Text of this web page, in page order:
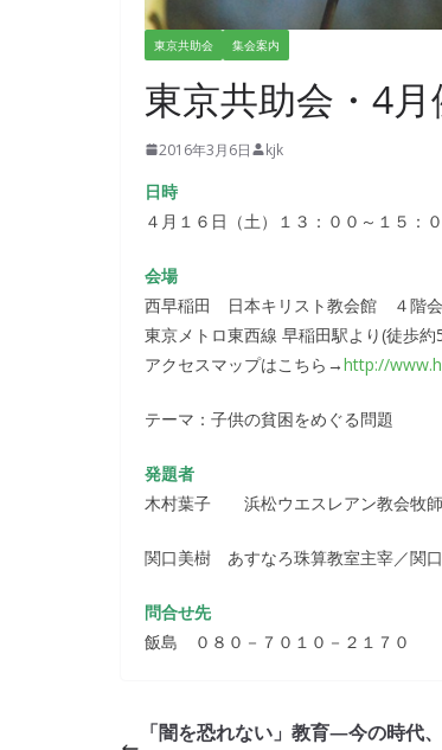
東京共助会 集会案内
東京共助会・4月
2016年3月6日 kjk
日時
４月１６日（土）１３：００～１５：
会場
西早稲田 日本キリスト教会館 ４階
東京メトロ東西線 早稲田駅より(徒歩約
アクセスマップはこちら→http://
テーマ：子供の貧困をめぐる問題
発題者
木村葉子 浜松ウエスレアン教会牧師
関口美樹 あすなろ珠算教室主宰／関
問合せ先
飯島 ０８０－７０１０－２１７０
「闇を恐れない」教育―今の時代